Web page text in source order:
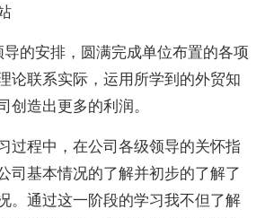
安排，圆满完成单位布置的各项
论联系实际，运用所学到的外贸知
创造出更多的利润。
程中，在公司各级领导的关怀指
司基本情况的了解并初步的了解了
。通过这一阶段的学习我不但了解